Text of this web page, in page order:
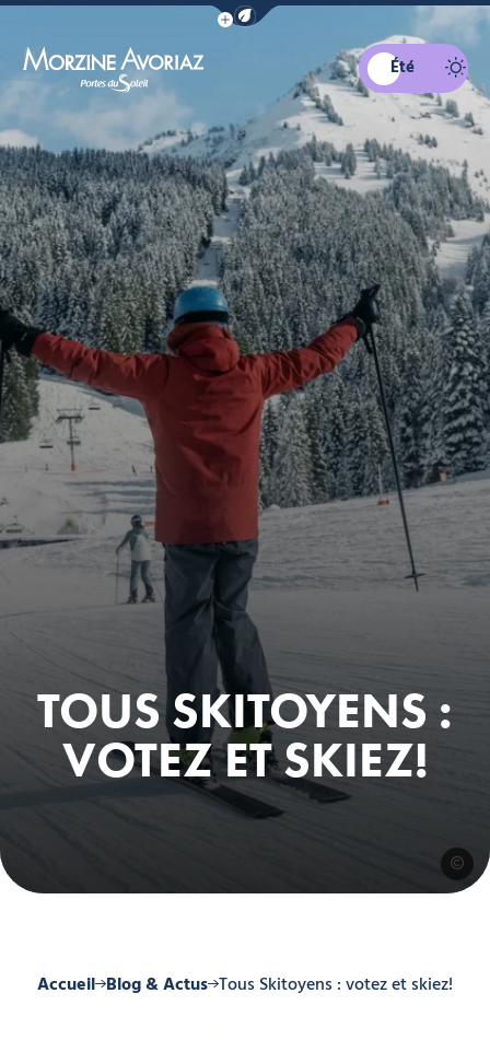
Afficher la barre de navigation du
Morzine Avoriaz
Été
TOUS SKITOYENS :
VOTEZ ET SKIEZ!
Accueil Blog & Actus Tous Skitoyens : votez et skiez!